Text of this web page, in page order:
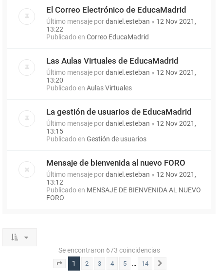
El Correo Electrónico de EducaMadrid
Último mensaje pordaniel.esteban « 12 Nov 2021,
13:22
Publicado en Correo EducaMadrid
Las Aulas Virtuales de EducaMadrid
Último mensaje pordaniel.esteban « 12 Nov 2021,
13:20
Publicado en Aulas Virtuales
La gestión de usuarios de EducaMadrid
Último mensaje pordaniel.esteban « 12 Nov 2021,
13:15
Publicado en Gestión de usuarios
Mensaje de bienvenida al nuevo FORO
Último mensaje pordaniel.esteban « 12 Nov 2021,
13:12
Publicado en MENSAJE DE BIENVENIDA AL NUEVO
FORO
Se encontraron 673 coincidencias
Página 1de 14
1 2 3 4 5 … 14